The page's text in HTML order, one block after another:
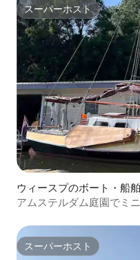
スーパーホスト
スーパーホスト
ウィースプのボート・船舶
アムステルダム庭園でミ
スーパーホスト
スーパーホスト